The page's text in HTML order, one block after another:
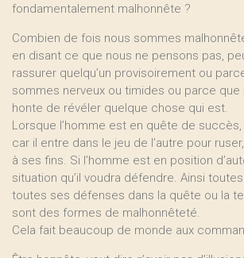
fondamentalement malhonnête ?
Combien de fois nous sommes
en disant ce que nous ne pensons pas,
rassurer quelqu’un provisoirement ou
sommes nerveux ou timides ou parce que
honte de révéler quelque chose qui est.
Lorsque l’homme est en quête de
car il entre dans le jeu de l’autre pour
à ses fins. Si l’homme est en position
situation qu’il voudra défendre. Ainsi
toutes ses défenses dans la quête ou la
sont des formes de malhonnêteté.
Cela fait beaucoup de monde aux